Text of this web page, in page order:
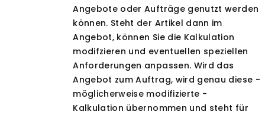
Angebote oder Aufträge genutzt werden
können. Steht der Artikel dann im
Angebot, können Sie die Kalkulation
modifzieren und eventuellen speziellen
Anforderungen anpassen. Wird das
Angebot zum Auftrag, wird genau diese -
möglicherweise modifizierte -
Kalkulation übernommen und steht für